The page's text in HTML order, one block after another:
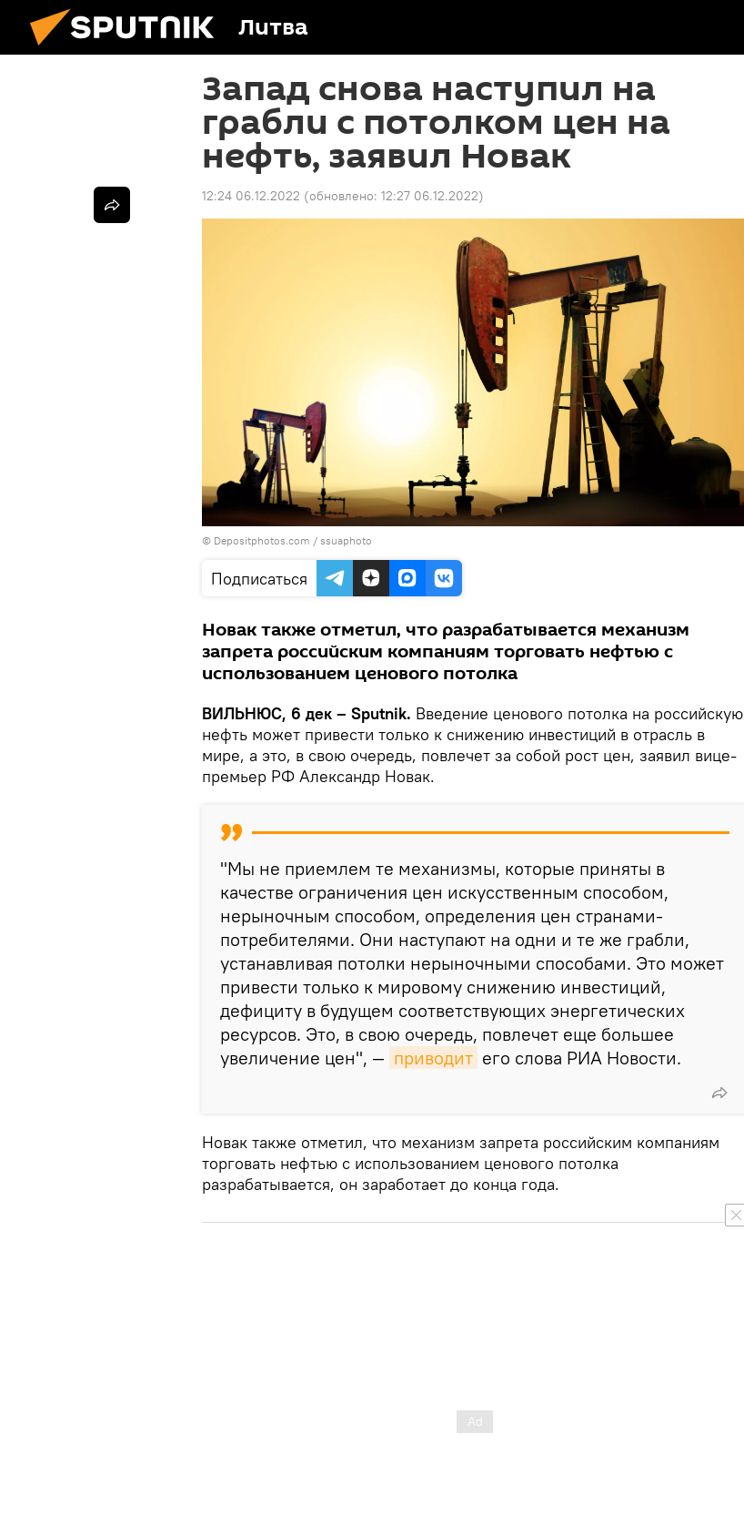
Литва
Запад снова наступил на
грабли с потолком цен на
нефть, заявил Новак
12:24 06.12.2022 (обновлено: 12:27 06.12.2022)
© Depositphotos.com / ssuaphoto
Подписаться
Новак также отметил, что разрабатывается механизм
запрета российским компаниям торговать нефтью с
использованием ценового потолка
ВИЛЬНЮС, 6 дек – Sputnik. Введение ценового потолка на российскую
нефть может привести только к снижению инвестиций в отрасль в
мире, а это, в свою очередь, повлечет за собой рост цен, заявил вице-
премьер РФ Александр Новак.
"Мы не приемлем те механизмы, которые приняты в
качестве ограничения цен искусственным способом,
нерыночным способом, определения цен странами-
потребителями. Они наступают на одни и те же грабли,
устанавливая потолки нерыночными способами. Это может
привести только к мировому снижению инвестиций,
дефициту в будущем соответствующих энергетических
ресурсов. Это, в свою очередь, повлечет еще большее
увеличение цен", — приводит его слова РИА Новости.
Новак также отметил, что механизм запрета российским компаниям
торговать нефтью с использованием ценового потолка
разрабатывается, он заработает до конца года.